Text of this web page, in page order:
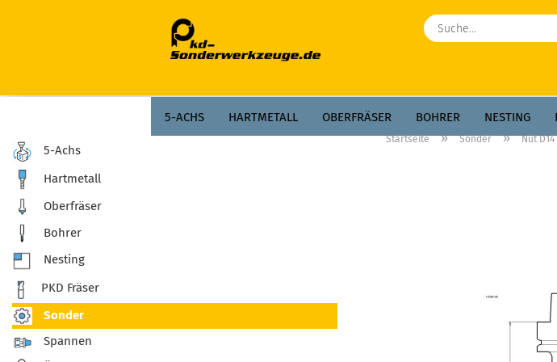
5-ACHS HARTMETALL OBERFRÄSER BOHRER NESTING
Startseite » Sonder » Nut
5-Achs
Hartmetall
Oberfräser
Bohrer
Nesting
PKD Fräser
Sonder
Spannen